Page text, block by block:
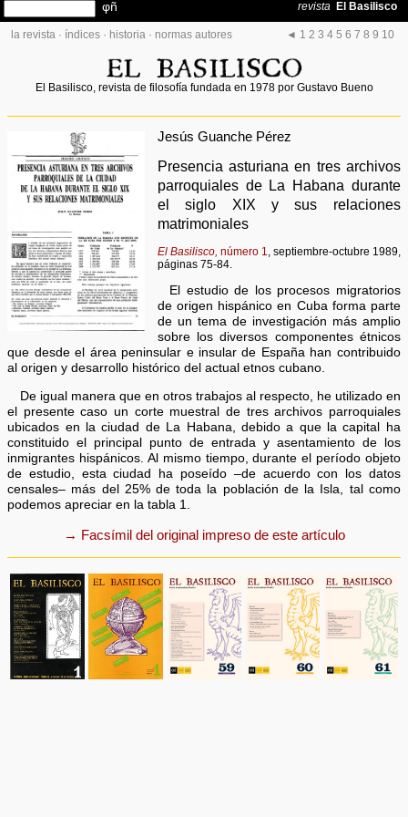
la revista · índices · historia · normas autores ◄ 1 2 3 4 5 6 7 8 9 10
El Basilisco, revista de filosofía fundada en 1978 por Gustavo Bueno
Jesús Guanche Pérez
Presencia asturiana en tres archivos
parroquiales de La Habana durante
el siglo XIX y sus relaciones
matrimoniales
El Basilisco, número 1, septiembre-octubre 1989,
páginas 75-84.
El estudio de los procesos migratorios
de origen hispánico en Cuba forma parte
de un tema de investigación más amplio
sobre los diversos componentes étnicos
que desde el área peninsular e insular de España han contribuido
al origen y desarrollo histórico del actual etnos cubano.
De igual manera que en otros trabajos al respecto, he utilizado en
el presente caso un corte muestral de tres archivos parroquiales
ubicados en la ciudad de La Habana, debido a que la capital ha
constituido el principal punto de entrada y asentamiento de los
inmigrantes hispánicos. Al mismo tiempo, durante el período objeto
de estudio, esta ciudad ha poseído –de acuerdo con los datos
censales– más del 25% de toda la población de la Isla, tal como
podemos apreciar en la tabla 1.
→ Facsímil del original impreso de este artículo